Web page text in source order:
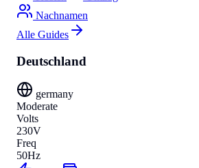
Nachnamen
Alle Guides
Deutschland
germany
Moderate
Volts
230V
Freq
50Hz